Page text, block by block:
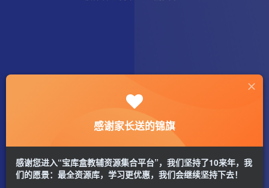
感谢家长送的锦旗
感谢您进入“宝库盒教辅资源集合平台”，我们坚持了10来年，我
们的愿景：最全资源库，学习更优惠，我们会继续坚持下去！